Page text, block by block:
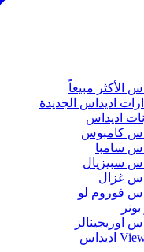
الأكثر مبيعاً
اديداس الجديدة
اديداس
كامبوس
سامبا
سبيزيال
غزال
فوروم لو
اوريجينالز
اديداس